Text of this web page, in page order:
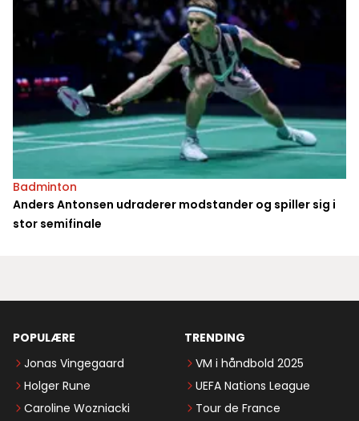
Badminton
Anders Antonsen udraderer modstander og spiller sig i
stor semifinale
POPULÆRE
Jonas Vingegaard
Holger Rune
Caroline Wozniacki
TRENDING
VM i håndbold 2025
UEFA Nations League
Tour de France